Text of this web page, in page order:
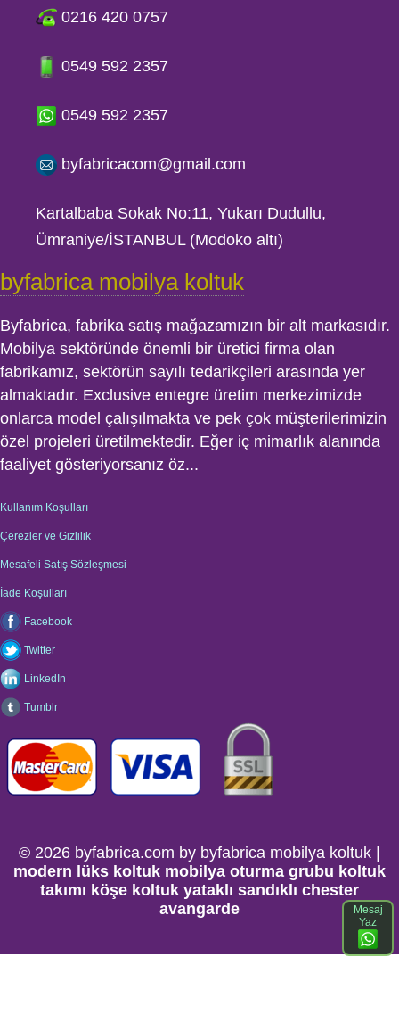
0216 420 0757
0549 592 2357
0549 592 2357
byfabricacom@gmail.com
Kartalbaba Sokak No:11, Yukarı Dudullu,
Ümraniye/İSTANBUL (Modoko altı)
byfabrica mobilya koltuk
Byfabrica, fabrika satış mağazamızın bir alt markasıdır.
Mobilya sektöründe önemli bir üretici firma olan
fabrikamız, sektörün sayılı tedarikçileri arasında yer
almaktadır. Exclusive entegre üretim merkezimizde
onlarca model çalışılmakta ve pek çok müşterilerimizin
özel projeleri üretilmektedir. Eğer iç mimarlık alanında
faaliyet gösteriyorsanız öz...
Kullanım Koşulları
Çerezler ve Gizlilik
Mesafeli Satış Sözleşmesi
İade Koşulları
Facebook
Twitter
LinkedIn
Tumblr
© 2026 byfabrica.com by byfabrica mobilya koltuk |
modern lüks koltuk mobilya oturma grubu koltuk
takımı köşe koltuk yataklı sandıklı chester
avangarde
Mesaj
Yaz